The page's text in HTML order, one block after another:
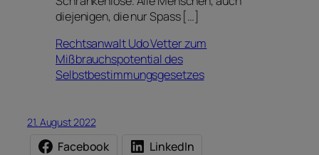
diejenigen, die nur Spass […]
Rechtsanwalt Udo Vetter zum
Mißbrauchspotential des
Selbstbestimmungsgesetzes
21. August 2022
Facebook
LinkedIn